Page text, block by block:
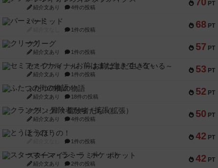
PT
紹介文あり 4件の投稿
68 PT
パーミッド
1件の投稿
57 PT
クリーグ
紹介文あり 1件の投稿
53 PT
セミファイナル ～お前はまだ生きている～
紹介文あり 1件の投稿
52 PT
ふたつの街の物語
紹介文あり 18件の投稿
50 PT
クランク! ：冒険者たち（拡張）
紹介文あり 4件の投稿
42 PT
とうほうの！
1件の投稿
42 PT
スターマイン・ラミー ポケット
紹介文あり 2件の投稿